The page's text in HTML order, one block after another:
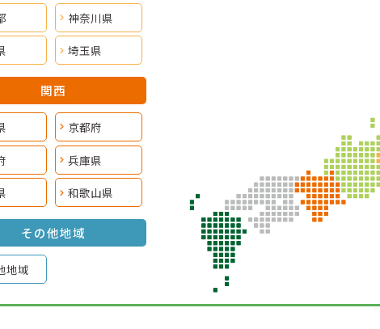
神奈川県
埼玉県
関西
京都府
兵庫県
和歌山県
その他地域
地域